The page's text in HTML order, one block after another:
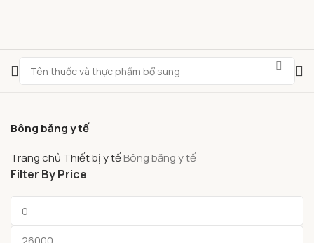
Bông băng y tế
Trang chủ Thiết bị y tếBông băng y tế
Filter By Price